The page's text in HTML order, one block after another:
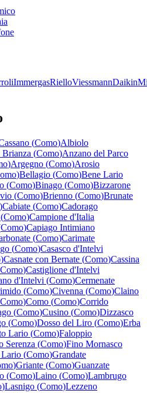
ImmergasRielloViessmannDaikin
(Como)Albiolo
Brianza (Como)Anzano del Parco
)Argegno (Como)Arosio
)Bellagio (Como)Bene Lario
(Como)Binago (Como)Bizzarone
(Como)Brienno (Como)Brunate
)Cabiate (Como)Cadorago
(Como)Campione d'Italia
Como)Capiago Intimiano
(Como)Carimate
(Como)Casasco d'Intelvi
)Casnate con Bernate (Como)Cassina
Como)Castiglione d'Intelvi
d'Intelvi (Como)Cermenate
(Como)Civenna (Como)Claino
Como)Como (Como)Corrido
(Como)Cusino (Como)Dizzasco
(Como)Dosso del Liro (Como)Erba
Lario (Como)Faloppio
Serenza (Como)Fino Mornasco
Lario (Como)Grandate
)Griante (Como)Guanzate
(Como)Laino (Como)Lambrugo
)Lasnigo (Como)Lezzeno